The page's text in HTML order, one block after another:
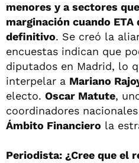
menores y a sectores
marginación cuando
definitivo. Se creó la
encuestas indican que
diputados en Madrid, lo
interpelar a Mariano
electo. Oscar Matute,
coordinadores
Ámbito Financiero la
Periodista: ¿Cree que el